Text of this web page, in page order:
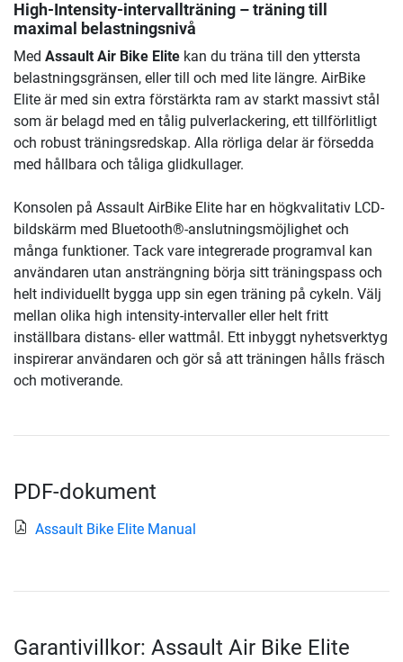
High-Intensity-intervallträning – träning till
maximal belastningsnivå
Med Assault Air Bike Elite kan du träna till den yttersta
belastningsgränsen, eller till och med lite längre. AirBike
Elite är med sin extra förstärkta ram av starkt massivt stål
som är belagd med en tålig pulverlackering, ett tillförlitligt
och robust träningsredskap. Alla rörliga delar är försedda
med hållbara och tåliga glidkullager.
Konsolen på Assault AirBike Elite har en högkvalitativ LCD-
bildskärm med Bluetooth®-anslutningsmöjlighet och
många funktioner. Tack vare integrerade programval kan
användaren utan ansträngning börja sitt träningspass och
helt individuellt bygga upp sin egen träning på cykeln. Välj
mellan olika high intensity-intervaller eller helt fritt
inställbara distans- eller wattmål. Ett inbyggt nyhetsverktyg
inspirerar användaren och gör så att träningen hålls fräsch
och motiverande.
PDF-dokument
Assault Bike Elite Manual
Garantivillkor: Assault Air Bike Elite